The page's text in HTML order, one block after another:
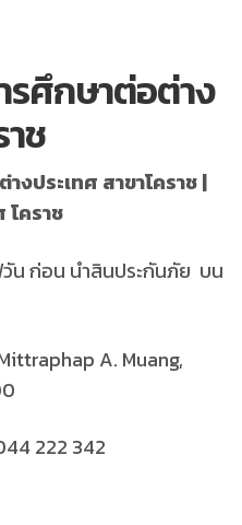
ศึกษาต่อต่าง
ช
ประเทศ สาขาโคราช |
โคราช
วัน ก่อน นำสินประกันภัย บน
A. Muang,
222 342